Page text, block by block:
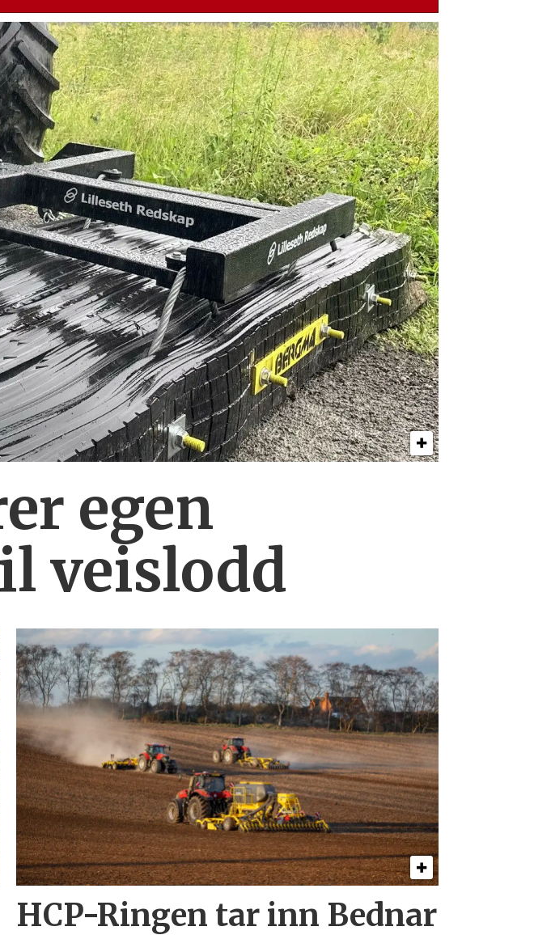
egen
veislodd
HCP-Ringen tar inn Bednar